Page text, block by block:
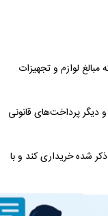
لوازم و تجهیزات
دیگر پرداخت‌های قانونی
ذکر شده خریداری کند و با